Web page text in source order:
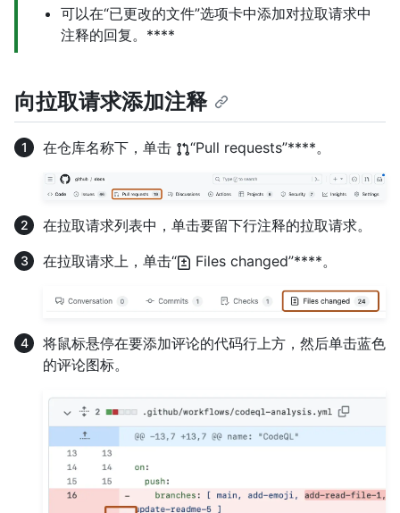
可以在“已更改的文件”选项卡中添加对拉取请求中
注释的回复。****
向拉取请求添加注释
在仓库名称下，单击 “Pull requests”****。
在拉取请求列表中，单击要留下行注释的拉取请求。
在拉取请求上，单击“
Files changed”****。
将鼠标悬停在要添加评论的代码行上方，然后单击蓝色
的评论图标。